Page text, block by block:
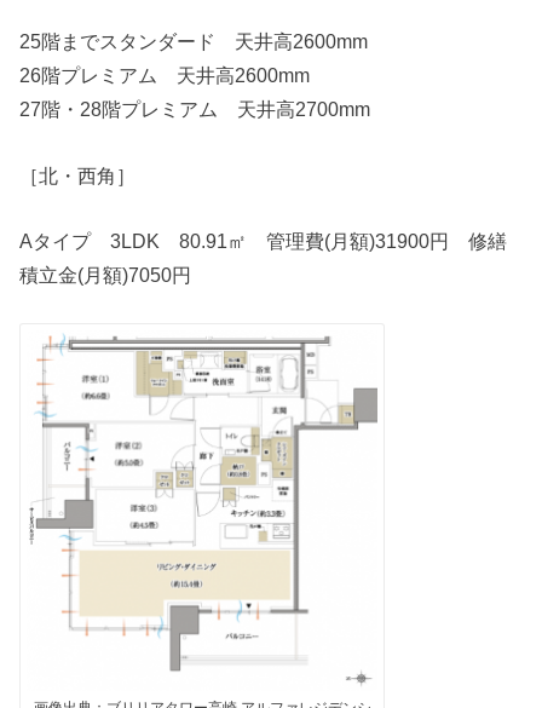
25階までスタンダード 天井高2600mm
26階プレミアム 天井高2600mm
27階・28階プレミアム 天井高2700mm
［北・西角］
Aタイプ 3LDK 80.91㎡ 管理費(月額)31900円 修繕
積立金(月額)7050円